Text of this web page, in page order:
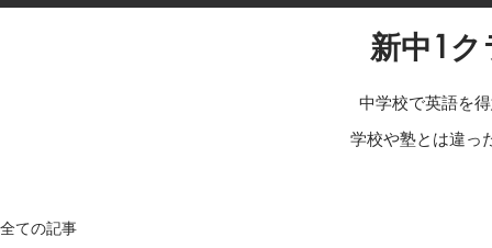
新中1ク
中学校で英語を
学校や塾とは違っ
全ての記事